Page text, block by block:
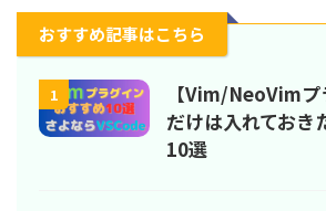
おすすめ記事はこちら
1
【Vim/NeoVim
だけは入れておき
10選